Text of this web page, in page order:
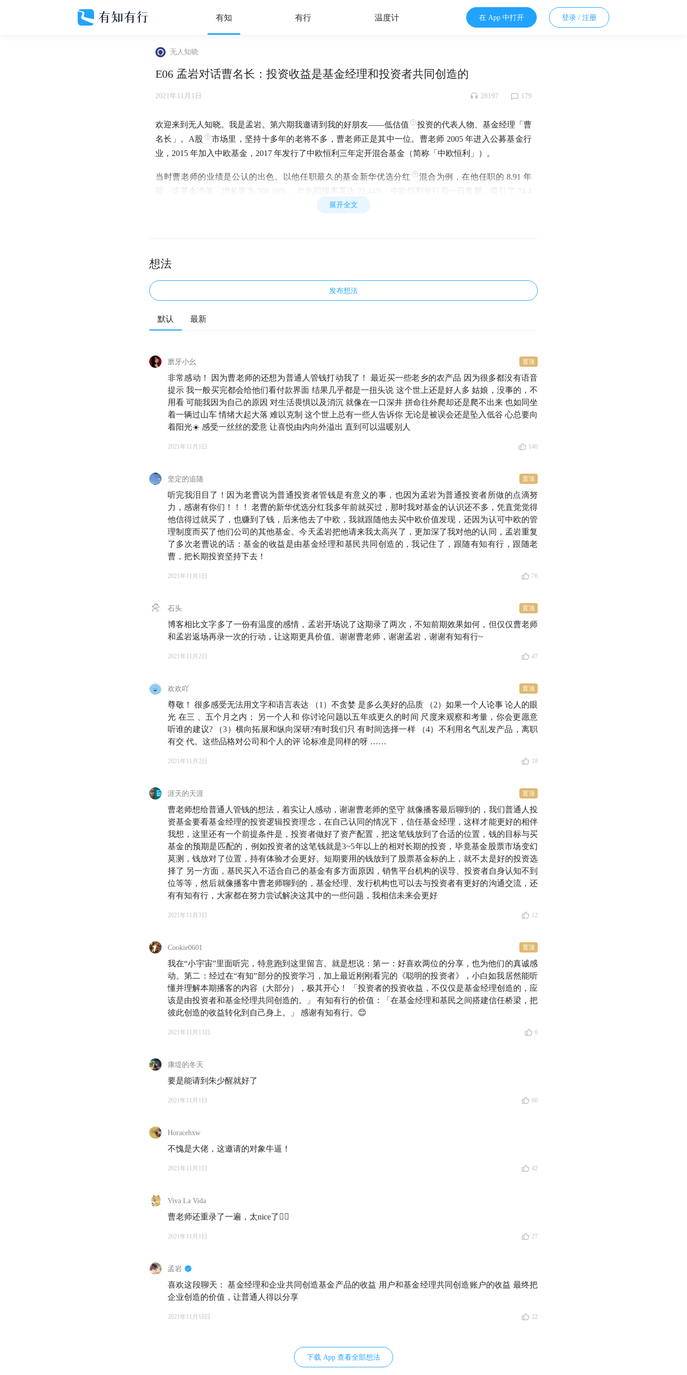
有知 有行 温度计 在 App 中打开 登录 / 注册
无人知晓
E06 孟岩对话曹名长：投资收益是基金经理和投资者共同创造的
2021年11月1日 28197 179
欢迎来到无人知晓。我是孟岩。第六期我邀请到我的好朋友——低估值
投资的代表人物、基金经理「曹
名长」。 A股
市场里，坚持十多年的老将不多，曹老师正是其中一位。曹老师 2005 年进入公募基金行
业，2015 年加入中欧基金，2017 年发行了中欧恒利三年定开混合基金（简称「中欧恒利」）。
当时曹老师的业绩是公认的出色。以他任职最久的基金新华优选分红
混合为例，在他任职的 8.91 年
间，该
基金净值
增长率为 508.10% ，年化回报率高达 22.44%。中欧恒利发行后一日售罄，吸引了 74.4
后，规模从 74.4 亿元很快就降到了 4 亿多元。
与此相对应的是，大众对曹老师的评价也随着每年业绩的不同极端地变化着。
「王者归来」。
老将，在「帮助普通人管钱」的路上到底经历了什么。
本期播客仅为分享，不作为投资建议。
本期嘉宾🌟
曹名长：2005 年进入公募基金行业，2015 年加入中欧基金，现任中欧基金投资总监、中欧价值策略组负
责人。投资风格鲜明，是低
估值投资的代表人物。
本期提示✍️
07:25低估值投资理念的形成及个人经历
11:02不同经历看待同样的公司会有不同的想法
11:382008 年金融危机是怎么度过的？
15:21低估值价值投资者该如何保持好心态？
25:25随着轻资产公司越来越多，
30:45给公司定价时会看哪些信息？
33:26怎么看DCF 估值方法？
49:15
59:09 会看基民的评论吗？
62:57怎么看待中国股市的大波动？
69:57聊聊「中欧恒利」：假如回到 2017 年重新发这只基金，还会这么做吗？
78:51想对那些「半路下车」的朋友说什么？
孟岩：投资者的心态非常重要。把握心态不是说看两本行为金融学的书，而是你的仓位、你的资产组合
是不是能够让你保持一个良好心态。分散是非常重要的一步，因为我们谁也无法预测未来世界。
曹老师：脆弱的本质不是说发生风险的概率大不大，会不会发生。而是，
风险一旦发生，如果你不能承
孟岩：作为投资者应该不断学习。不断学习才能让我们理解更多商业业态，我们才能发现更好的公司。
展开全文
想法
发布想法
默认 最新
磨牙小幺 置顶
非常感动！ 因为曹老师的还想为普通人管钱打动我了！ 最近买一些老乡的农产品 因为很多都没有语音
提示 我一般买完都会给他们看付款界面 结果几乎都是一扭头说 这个世上还是好人多 姑娘，没事的，不
用看 可能我因为自己的原因 对生活畏惧以及消沉 就像在一口深井 拼命往外爬却还是爬不出来 也如同坐
着一辆过山车 情绪大起大落 难以克制 这个世上总有一些人告诉你 无论是被误会还是坠入低谷 心总要向
着阳光☀️ 感受一丝丝的爱意 让喜悦由内向外溢出 直到可以温暖别人
2021年11月1日 140
坚定的追随 置顶
听完我泪目了！因为老曹说为普通投资者管钱是有意义的事，也因为孟岩为普通投资者所做的点滴努
力，感谢有你们！！！ 老曹的新华优选分红我多年前就买过，那时我对基金的认识还不多，凭直觉觉得
他信得过就买了，也赚到了钱，后来他去了中欧，我就跟随他去买中欧价值发现，还因为认可中欧的管
理制度而买了他们公司的其他基金。今天孟岩把他请来我太高兴了，更加深了我对他的认同，孟岩重复
了多次老曹说的话：基金的收益是由基金经理和基民共同创造的，我记住了，跟随有知有行，跟随老
曹，把长期投资坚持下去！
2021年11月1日 76
石头 置顶
博客相比文字多了一份有温度的感情，孟岩开场说了这期录了两次，不知前期效果如何，但仅仅曹老师
和孟岩返场再录一次的行动，让这期更具价值。谢谢曹老师，谢谢孟岩，谢谢有知有行~
2021年11月2日 47
欢欢吖 置顶
尊敬！ 很多感受无法用文字和语言表达 （1）不贪婪 是多么美好的品质 （2）如果一个人论事 论人的眼
光 在三 、五个月之内； 另一个人和 你讨论问题以五年或更久的时间 尺度来观察和考量，你会更愿意
听谁的建议? （3）横向拓展和纵向深研?有时我们只 有时间选择一样 （4）不利用名气乱发产品，离职
有交 代。这些品格对公司和个人的评 论标准是同样的呀 ……
2021年11月2日 18
涯天的天涯 置顶
曹老师想给普通人管钱的想法，着实让人感动，谢谢曹老师的坚守 就像播客最后聊到的，我们普通人投
资基金要看基金经理的投资逻辑投资理念，在自己认同的情况下，信任基金经理，这样才能更好的相伴
我想，这里还有一个前提条件是，投资者做好了资产配置，把这笔钱放到了合适的位置，钱的目标与买
基金的预期是匹配的，例如投资者的这笔钱就是3~5年以上的相对长期的投资，毕竟基金股票市场变幻
莫测，钱放对了位置，持有体验才会更好。短期要用的钱放到了股票基金标的上，就不太是好的投资选
择了 另一方面，基民买入不适合自己的基金有多方面原因，销售平台机构的误导、投资者自身认知不到
位等等，然后就像播客中曹老师聊到的，基金经理、发行机构也可以去与投资者有更好的沟通交流，还
有有知有行，大家都在努力尝试解决这其中的一些问题，我相信未来会更好
2021年11月3日 12
Cookie0601 置顶
我在“小宇宙”里面听完，特意跑到这里留言。就是想说：第一：好喜欢两位的分享，也为他们的真诚感
动。第二：经过在“有知”部分的投资学习，加上最近刚刚看完的《聪明的投资者》，小白如我居然能听
懂并理解本期播客的内容（大部分），极其开心！ 「投资者的投资收益，不仅仅是基金经理创造的，应
该是由投资者和基金经理共同创造的。」 有知有行的价值：「在基金经理和基民之间搭建信任桥梁，把
彼此创造的收益转化到自己身上。」 感谢有知有行。😊
2021年11月13日 6
康堤的冬天
要是能请到朱少醒就好了
2021年11月1日 60
Horacehxw
不愧是大佬，这邀请的对象牛逼！
2021年11月1日 42
Viva La Vida
曹老师还重录了一遍，太nice了👍🏻
2021年11月1日 27
孟岩
喜欢这段聊天： 基金经理和企业共同创造基金产品的收益 用户和基金经理共同创造账户的收益 最终把
企业创造的价值，让普通人得以分享
2021年11月18日 22
下载 App 查看全部想法